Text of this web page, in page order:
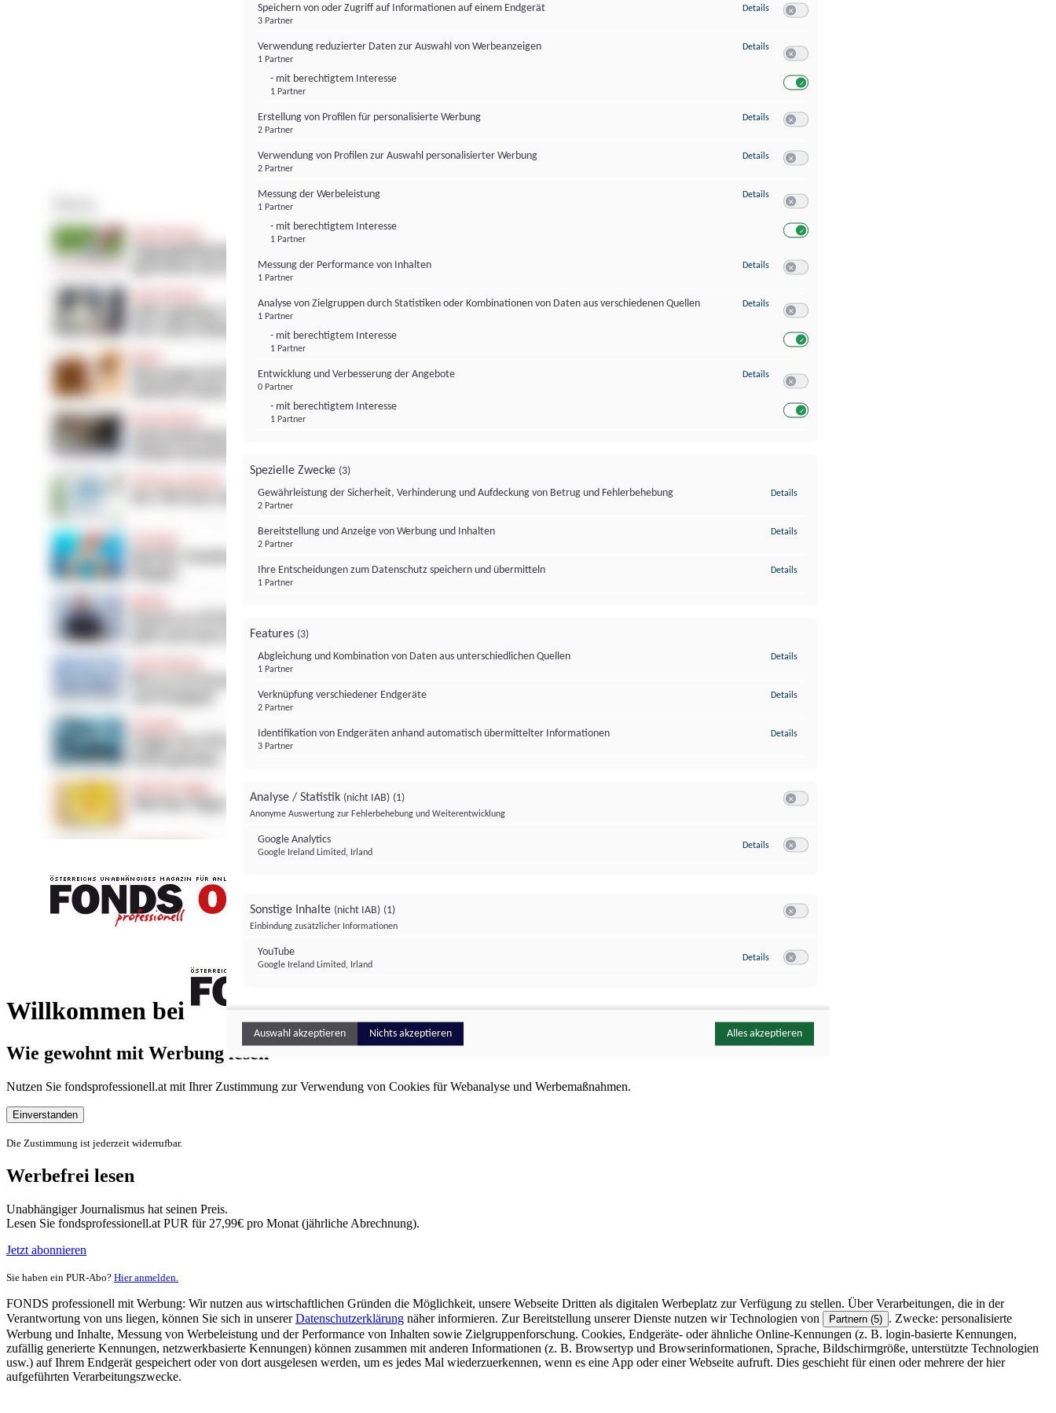
Willkommen bei
FONDS professionell
Wie gewohnt mit Werbung lesen
Nutzen Sie fondsprofessionell.at mit Ihrer Zustimmung zur Verwendung von Cookies für Webanalyse und Werbemaßnahmen.
Einverstanden
Die Zustimmung ist jederzeit widerrufbar.
Werbefrei lesen
Unabhängiger Journalismus hat seinen Preis.
Lesen Sie fondsprofessionell.at PUR für 27,99€ pro Monat (jährliche Abrechnung).
Jetzt abonnieren
Sie haben ein PUR-Abo? Hier anmelden.
FONDS professionell mit Werbung: Wir nutzen aus wirtschaftlichen Gründen die Möglichkeit, unsere Webseite Dritten als digitalen Werbeplatz zur Verfügung zu stellen. Über Verarbeitungen, die in der
Verantwortung von uns liegen, können Sie sich in unsererDatenschutzerklärung näher informieren. Zur Bereitstellung unserer Dienste nutzen wir Technologien von Partnern (5) . Zwecke: personalisierte
Werbung und Inhalte, Messung von Werbeleistung und der Performance von Inhalten sowie Zielgruppenforschung. Cookies, Endgeräte- oder ähnliche Online-Kennungen (z. B. login-basierte Kennungen,
zufällig generierte Kennungen, netzwerkbasierte Kennungen) können zusammen mit anderen Informationen (z. B. Browsertyp und Browserinformationen, Sprache, Bildschirmgröße, unterstützte Technologien
usw.) auf Ihrem Endgerät gespeichert oder von dort ausgelesen werden, um es jedes Mal wiederzuerkennen, wenn es eine App oder einer Webseite aufruft. Dies geschieht für einen oder mehrere der hier
aufgeführten Verarbeitungszwecke.
Speichern von oder Zugriff auf Informationen auf einem Endgerät
3 Partner
Details zu Speichern von oder Zugriff auf Informationen auf einem Endgerät
Verwendung reduzierter Daten zur Auswahl von Werbeanzeigen
1 Partner
- mit berechtigtem Interesse
1 Partner
Details zu Verwendung reduzierter Daten zur Auswahl von Werbeanzeigen
Erstellung von Profilen für personalisierte Werbung
2 Partner
Details zu Erstellung von Profilen für personalisierte Werbung
Verwendung von Profilen zur Auswahl personalisierter Werbung
2 Partner
Details zu Verwendung von Profilen zur Auswahl personalisierter Werbung
Messung der Werbeleistung
1 Partner
- mit berechtigtem Interesse
1 Partner
Details zu Messung der Werbeleistung
Messung der Performance von Inhalten
1 Partner
Details zu Messung der Performance von Inhalten
Analyse von Zielgruppen durch Statistiken oder Kombinationen von Daten aus verschiedenen Quellen
1 Partner
- mit berechtigtem Interesse
1 Partner
Details zu Analyse von Zielgruppen durch Statistiken oder Kombinationen von
Entwicklung und Verbesserung der Angebote
0 Partner
- mit berechtigtem Interesse
1 Partner
Details zu Entwicklung und Verbesserung der Angebote
Spezielle Zwecke (3)
Gewährleistung der Sicherheit, Verhinderung und Aufdeckung von Betrug und Fehlerbehebung
2 Partner
Details
Bereitstellung und Anzeige von Werbung und Inhalten
2 Partner
Details
Ihre Entscheidungen zum Datenschutz speichern und übermitteln
1 Partner
Details
Features (3)
Abgleichung und Kombination von Daten aus unterschiedlichen Quellen
1 Partner
Details
Verknüpfung verschiedener Endgeräte
2 Partner
Details
Identifikation von Endgeräten anhand automatisch übermittelter Informationen
3 Partner
Details
Analyse / Statistik (nicht IAB) (1)
Anonyme Auswertung zur Fehlerbehebung und Weiterentwicklung
Google Analytics
Google Ireland Limited, Irland
Details zu Google Analytics
Sonstige Inhalte (nicht IAB) (1)
Einbindung zusätzlicher Informationen
YouTube
Google Ireland Limited, Irland
Details zu YouTube
Auswahl akzeptieren Nichts akzeptieren Alles akzeptieren